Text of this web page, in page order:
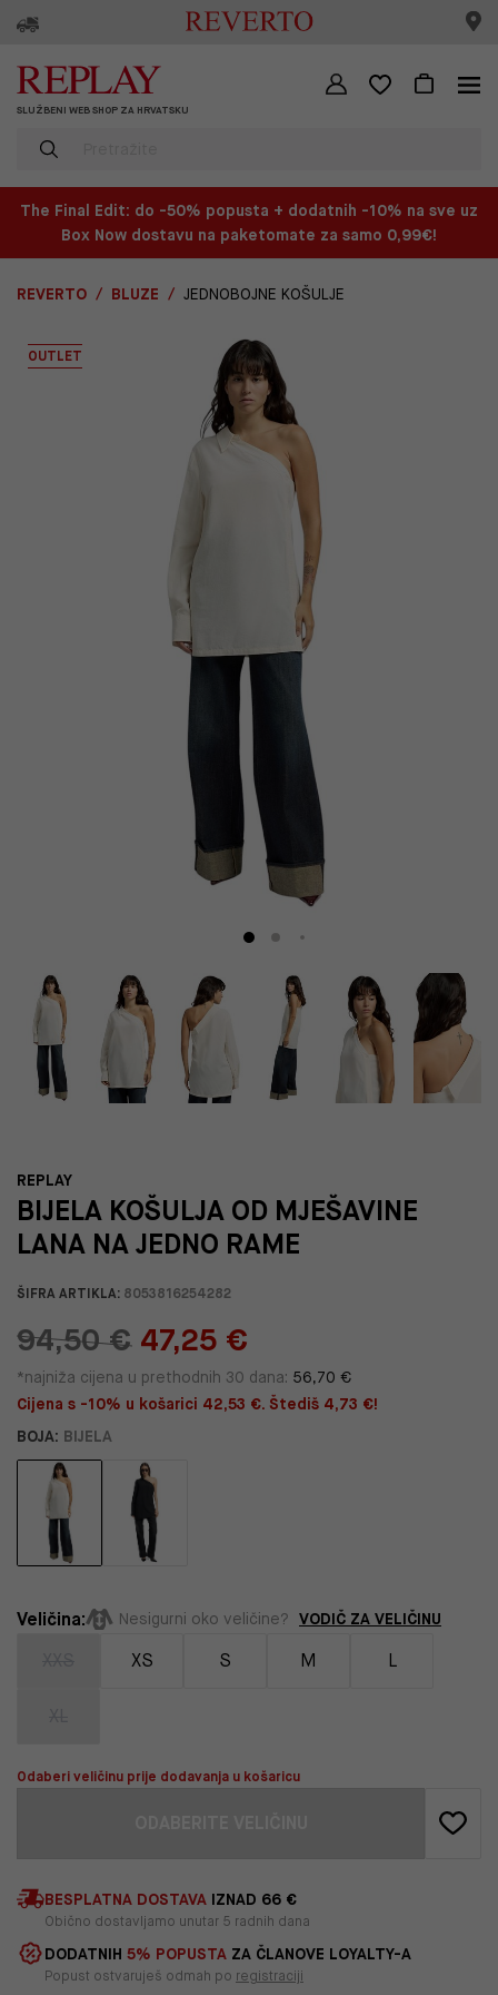
SLUŽBENI WEB SHOP ZA HRVATSKU
The Final Edit: do -50% popusta + dodatnih -10% na sve uz
Box Now dostavu na paketomate za samo 0,99€!
REVERTO BLUZE JEDNOBOJNE KOŠULJE
OUTLET
REPLAY
BIJELA KOŠULJA OD MJEŠAVINE
LANA NA JEDNO RAME
ŠIFRA ARTIKLA: 8053816254282
94,50 € 47,25 €
*najniža cijena u prethodnih 30 dana: 56,70 €
Cijena s -10% u košarici 42,53 €. Štediš 4,73 €!
BOJA: BIJELA
Veličina: Nesigurni oko veličine? VODIČ ZA VELIČINU
XS S M L
Odaberi veličinu prije dodavanja u košaricu
BESPLATNA DOSTAVA IZNAD 66 €
Obično dostavljamo unutar 5 radnih dana
DODATNIH 5% POPUSTA ZA ČLANOVE LOYALTY-A
Popust ostvaruješ odmah po registraciji